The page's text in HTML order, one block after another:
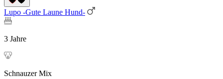
Lupo -Gute Laune Hund-
3 Jahre
Schnauzer Mix